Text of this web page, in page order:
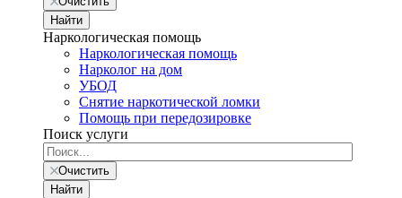
Найти
Наркологическая помощь
Наркологическая помощь
Нарколог на дом
УБОД
Снятие наркотической ломки
Помощь при передозировке
Поиск услуги
Очистить
Найти